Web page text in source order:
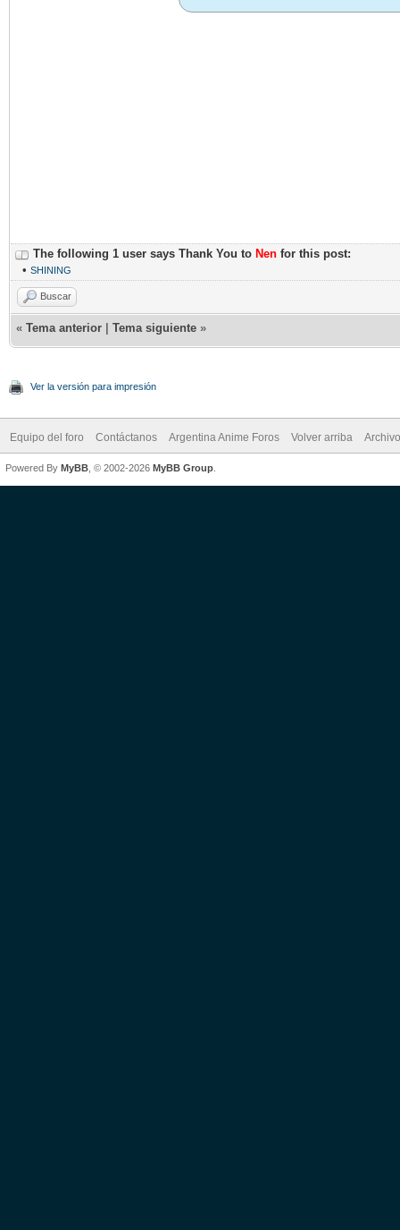
The following 1 user says Thank You to Nen for this post:
• SHINING
Buscar
« Tema anterior Tema siguiente »
Ver la versión para impresión
Equipo del foro Contáctanos Argentina Anime Foros Volver arriba
Powered By MyBB , © 2002-2026 MyBB Group